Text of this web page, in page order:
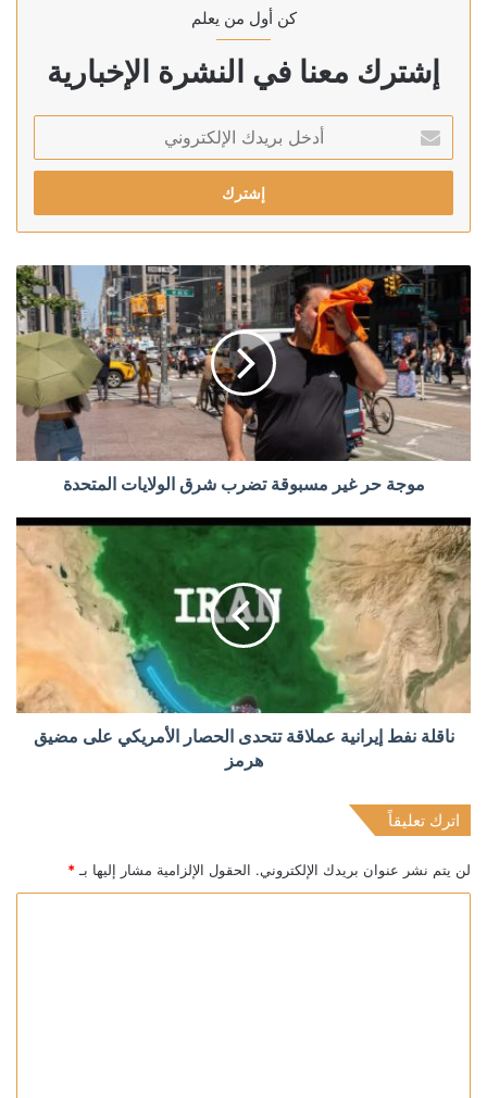
كن أول من يعلم
إشترك معنا في النشرة الإخبارية
بريدك
الإلكتروني
موجة حر غير مسبوقة تضرب شرق الولايات المتحدة
ناقلة نفط إيرانية عملاقة تتحدى الحصار الأمريكي على مضيق
هرمز
اترك تعليقاً
لن يتم نشر عنوان بريدك الإلكتروني. الحقول الإلزامية مشار إليها بـ *